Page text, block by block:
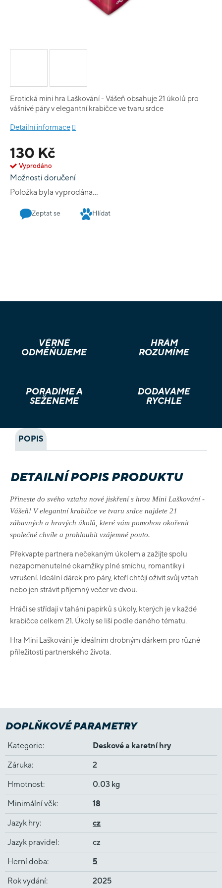
130 Kč
Vyprodáno
Možnosti doručení
Položka byla vyprodána…
Erotická mini hra Laškování - Vášeň obsahuje 21 úkolů pro
vášnivé páry v elegantní krabičce ve tvaru srdce
Detailní informace
Zeptat se Hlídat
VĚRNÉ
ODMĚŇUJEME
HRÁM
ROZUMÍME
PORADÍME A
SEŽENEME
DODÁVÁME
RYCHLE
POPIS
DETAILNÍ POPIS PRODUKTU
Přineste do svého vztahu nové jiskření s hrou Mini Laškování -
Vášeň! V elegantní krabičce ve tvaru srdce najdete 21
zábavných a hravých úkolů, které vám pomohou okořenit
společné chvíle a prohloubit vzájemné pouto.
Překvapte partnera nečekaným úkolem a zažijte spolu
nezapomenutelné okamžiky plné smíchu, romantiky i
vzrušení. Ideální dárek pro páry, kteří chtějí oživit svůj vztah
nebo jen strávit příjemný večer ve dvou.
Hráči se střídají v tahání papírků s úkoly, kterých je v každé
krabičce celkem 21. Úkoly se liší podle daného tématu.
Hra Mini Laškování je ideálním drobným dárkem pro různé
příležitosti partnerského života.
DOPLŇKOVÉ PARAMETRY
Kategorie: Deskové a karetní hry
Záruka: 2
Hmotnost: 0.03 kg
Minimální věk: 18
Jazyk hry: cz
Jazyk pravidel: cz
Herní doba: 5
Rok vydání:
2025